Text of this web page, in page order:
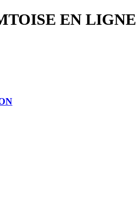
EN LIGNE